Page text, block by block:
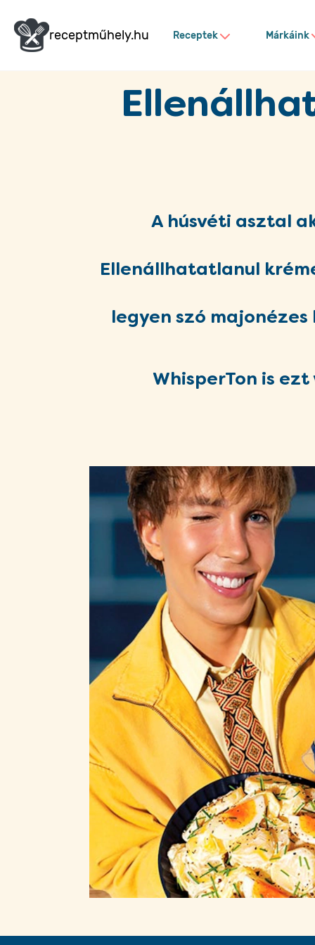
receptműhely.hu Receptek Márkáink
A húsvéti asztal
Ellenállhatatlanul
legyen szó
WhisperTon is